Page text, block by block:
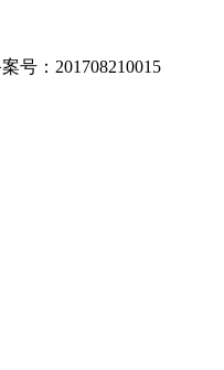
号：201708210015